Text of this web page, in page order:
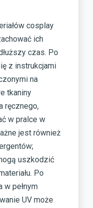
cosplay
ich
czas. Po
z instrukcjami
na
tkaniny
ręcznego,
w pralce w
jest również
uszkodzić
Po
w pełnym
UV może